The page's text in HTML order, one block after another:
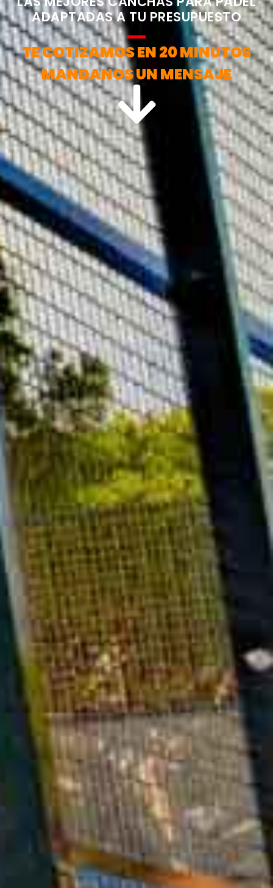
ADAPTADAS A TU PRESUPUESTO
TE COTIZAMOS EN 20 MINUTOS
MANDANOS UN MENSAJE